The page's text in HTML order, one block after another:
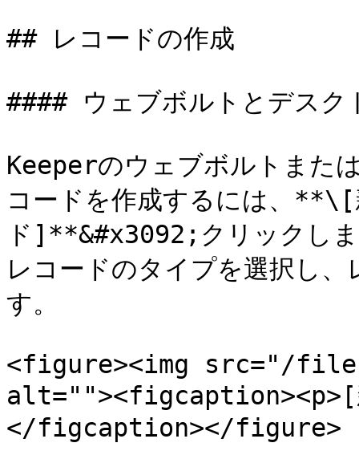
## レコードの作成
#### ウェブボルトとデスク
Keeperのウェブボルトまた
コードを作成するには、
ド]**&#x3092;クリックし
レコードのタイプを選択し
す。
<figure><img src="/
alt=""><figcaption><p>[
</figcaption></figure>